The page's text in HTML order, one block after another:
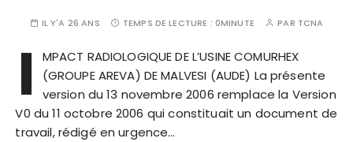
IL Y'A 26 ANS TEMPS DE LECTURE : 0MINUTE PAR TCNA
I
MPACT RADIOLOGIQUE DE L’USINE COMURHEX
(GROUPE AREVA) DE MALVESI (AUDE) La présente
version du 13 novembre 2006 remplace la Version
V0 du 11 octobre 2006 qui constituait un document de
travail, rédigé en urgence…